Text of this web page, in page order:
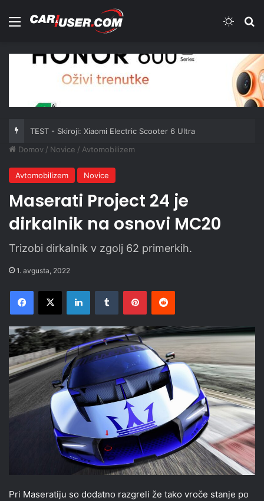
Meni
Domov / Novice / Avtomobilizem
Avtomobilizem Novice
Maserati Project 24 je
dirkalnik na osnovi MC20
Trizobi dirkalnik v zgolj 62 primerkih.
1. avgusta, 2022
Facebook
X LinkedInTumblr PinterestReddit
Pri Maseratiju so dodatno razgreli že tako vroče stanje po